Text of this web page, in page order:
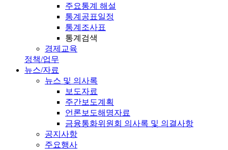
주요통계 해설
통계공표일정
통계조사표
통계검색
경제교육
정책/업무
뉴스/자료
뉴스 및 의사록
보도자료
주간보도계획
언론보도해명자료
금융통화위원회 의사록 및 의결사항
공지사항
주요행사